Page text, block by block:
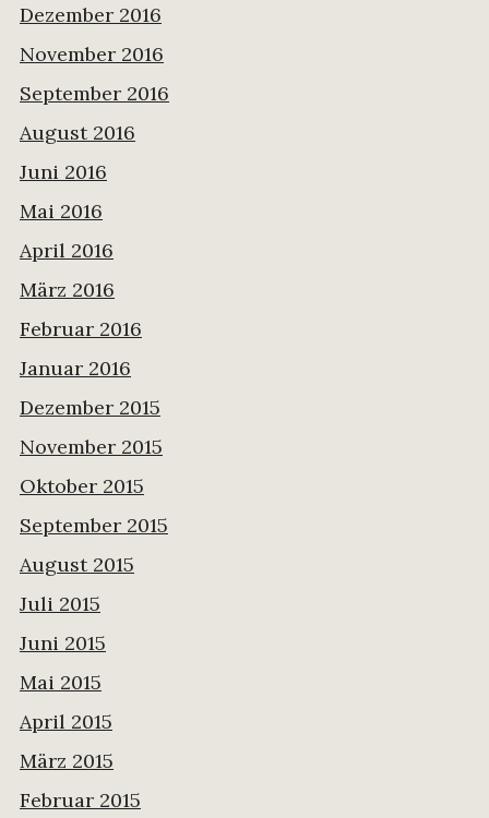
Dezember 2016
November 2016
September 2016
August 2016
Juni 2016
Mai 2016
April 2016
März 2016
Februar 2016
Januar 2016
Dezember 2015
November 2015
Oktober 2015
September 2015
August 2015
Juli 2015
Juni 2015
Mai 2015
April 2015
März 2015
Februar 2015